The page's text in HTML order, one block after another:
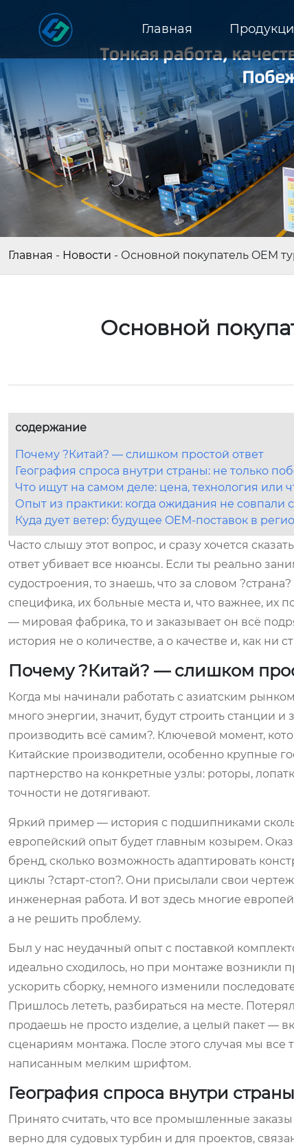
Главная
Главная - Новости - Основной покупатель OEM
Основной
содержание
Почему ?Китай? — слишком простой ответ
География спроса внутри страны: не только
Что ищут на самом деле: цена, технология или
Опыт из практики: когда ожидания не совпали
Куда дует ветер: будущее OEM-поставок в
Часто слышу этот вопрос, и сразу хочется
ответ убивает все нюансы. Если ты реально
судостроения, то знаешь, что за словом
специфика, их больные места и, что важнее, их
— мировая фабрика, то и заказывает он всё
история не о количестве, а о качестве и, как
Почему ?Китай? — слишком
Когда мы начинали работать с азиатским
много энергии, значит, будут строить станции и
производить всё самим?. Ключевой момент,
Китайские производители, особенно крупные
партнерство на конкретные узлы: роторы,
точности не дотягивают.
Яркий пример — история с подшипниками
европейский опыт будет главным козырем.
бренд, сколько возможность адаптировать
циклы ?старт-стоп?. Они присылали свои
инженерная работа. И вот здесь многие
а не решить проблему.
Был у нас неудачный опыт с поставкой
идеально сходилось, но при монтаже
ускорить сборку, немного изменили
Пришлось лететь, разбираться на месте.
продаешь не просто изделие, а целый пакет —
сценариям монтажа. После этого случая мы
написанным мелким шрифтом.
География спроса внутри
Принято считать, что все промышленные
верно для судовых турбин и для проектов,